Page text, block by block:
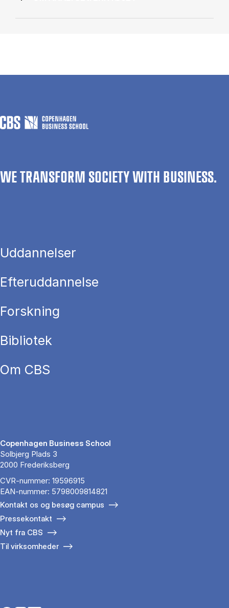
WE TRANSFORM SOCIETY WITH BUSINESS.
Uddannelser
Efteruddannelse
Forskning
Bibliotek
Om CBS
Copenhagen Business School
Solbjerg Plads 3
2000 Frederiksberg
CVR-nummer: 19596915
EAN-nummer: 5798009814821
Kontakt os og besøg campus
Pressekontakt
Nyt fra CBS
Til virksomheder